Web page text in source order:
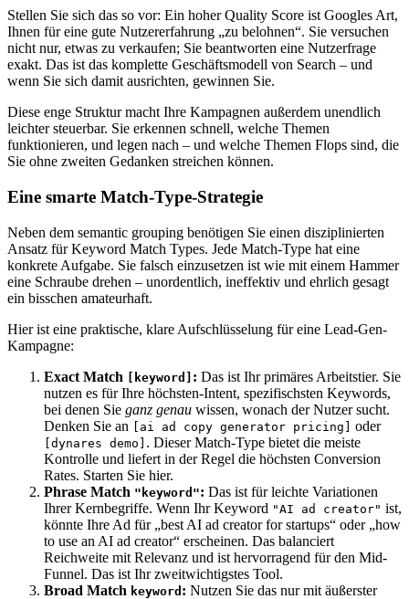
Stellen Sie sich das so vor: Ein hoher Quality Score ist Googles Art,
Ihnen für eine gute Nutzererfahrung „zu belohnen“. Sie versuchen
nicht nur, etwas zu verkaufen; Sie beantworten eine Nutzerfrage
exakt. Das ist das komplette Geschäftsmodell von Search – und
wenn Sie sich damit ausrichten, gewinnen Sie.
Diese enge Struktur macht Ihre Kampagnen außerdem unendlich
leichter steuerbar. Sie erkennen schnell, welche Themen
funktionieren, und legen nach – und welche Themen Flops sind, die
Sie ohne zweiten Gedanken streichen können.
Eine smarte Match-Type-Strategie
Neben dem semantic grouping benötigen Sie einen disziplinierten
Ansatz für Keyword Match Types. Jede Match-Type hat eine
konkrete Aufgabe. Sie falsch einzusetzen ist wie mit einem Hammer
eine Schraube drehen – unordentlich, ineffektiv und ehrlich gesagt
ein bisschen amateurhaft.
Hier ist eine praktische, klare Aufschlüsselung für eine Lead-Gen-
Kampagne:
Exact Match [keyword] : Das ist Ihr primäres Arbeitstier. Sie
nutzen es für Ihre höchsten-Intent, spezifischsten Keywords,
bei denen Sie ganz genau wissen, wonach der Nutzer sucht.
Denken Sie an [ai ad copy generator pricing] oder
[dynares demo] . Dieser Match-Type bietet die meiste
Kontrolle und liefert in der Regel die höchsten Conversion
Rates. Starten Sie hier.
Phrase Match "keyword": Das ist für leichte Variationen
Ihrer Kernbegriffe. Wenn Ihr Keyword "AI ad creator" ist,
könnte Ihre Ad für „best AI ad creator for startups“ oder „how
to use an AI ad creator“ erscheinen. Das balanciert
Reichweite mit Relevanz und ist hervorragend für den Mid-
Funnel. Das ist Ihr zweitwichtigstes Tool.
Broad Match keyword : Nutzen Sie das nur mit äußerster